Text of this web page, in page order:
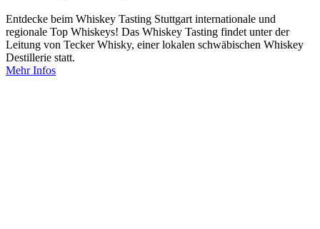
Entdecke beim Whiskey Tasting Stuttgart internationale und
regionale Top Whiskeys! Das Whiskey Tasting findet unter der
Leitung von Tecker Whisky, einer lokalen schwäbischen Whiskey
Destillerie statt.
Mehr Infos